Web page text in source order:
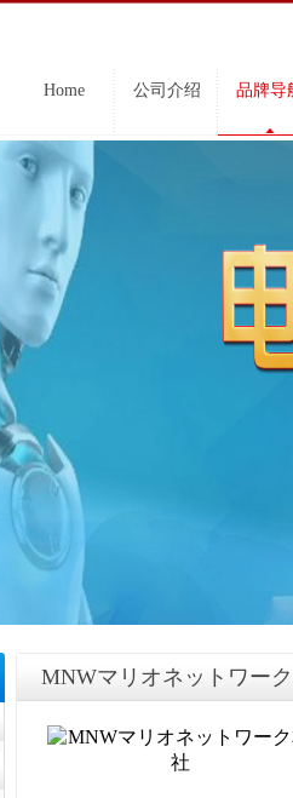
Home 公司介绍 品牌导
MNWマリオネットワー